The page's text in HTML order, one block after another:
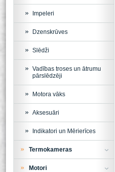
Impeleri
Dzenskrūves
Slēdži
Vadības troses un ātrumu
pārslēdzēji
Motora vāks
Aksesuāri
Indikatori un Mērierīces
Termokameras
Motori